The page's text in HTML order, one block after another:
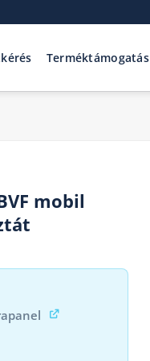
Terméktámogatás
mobil